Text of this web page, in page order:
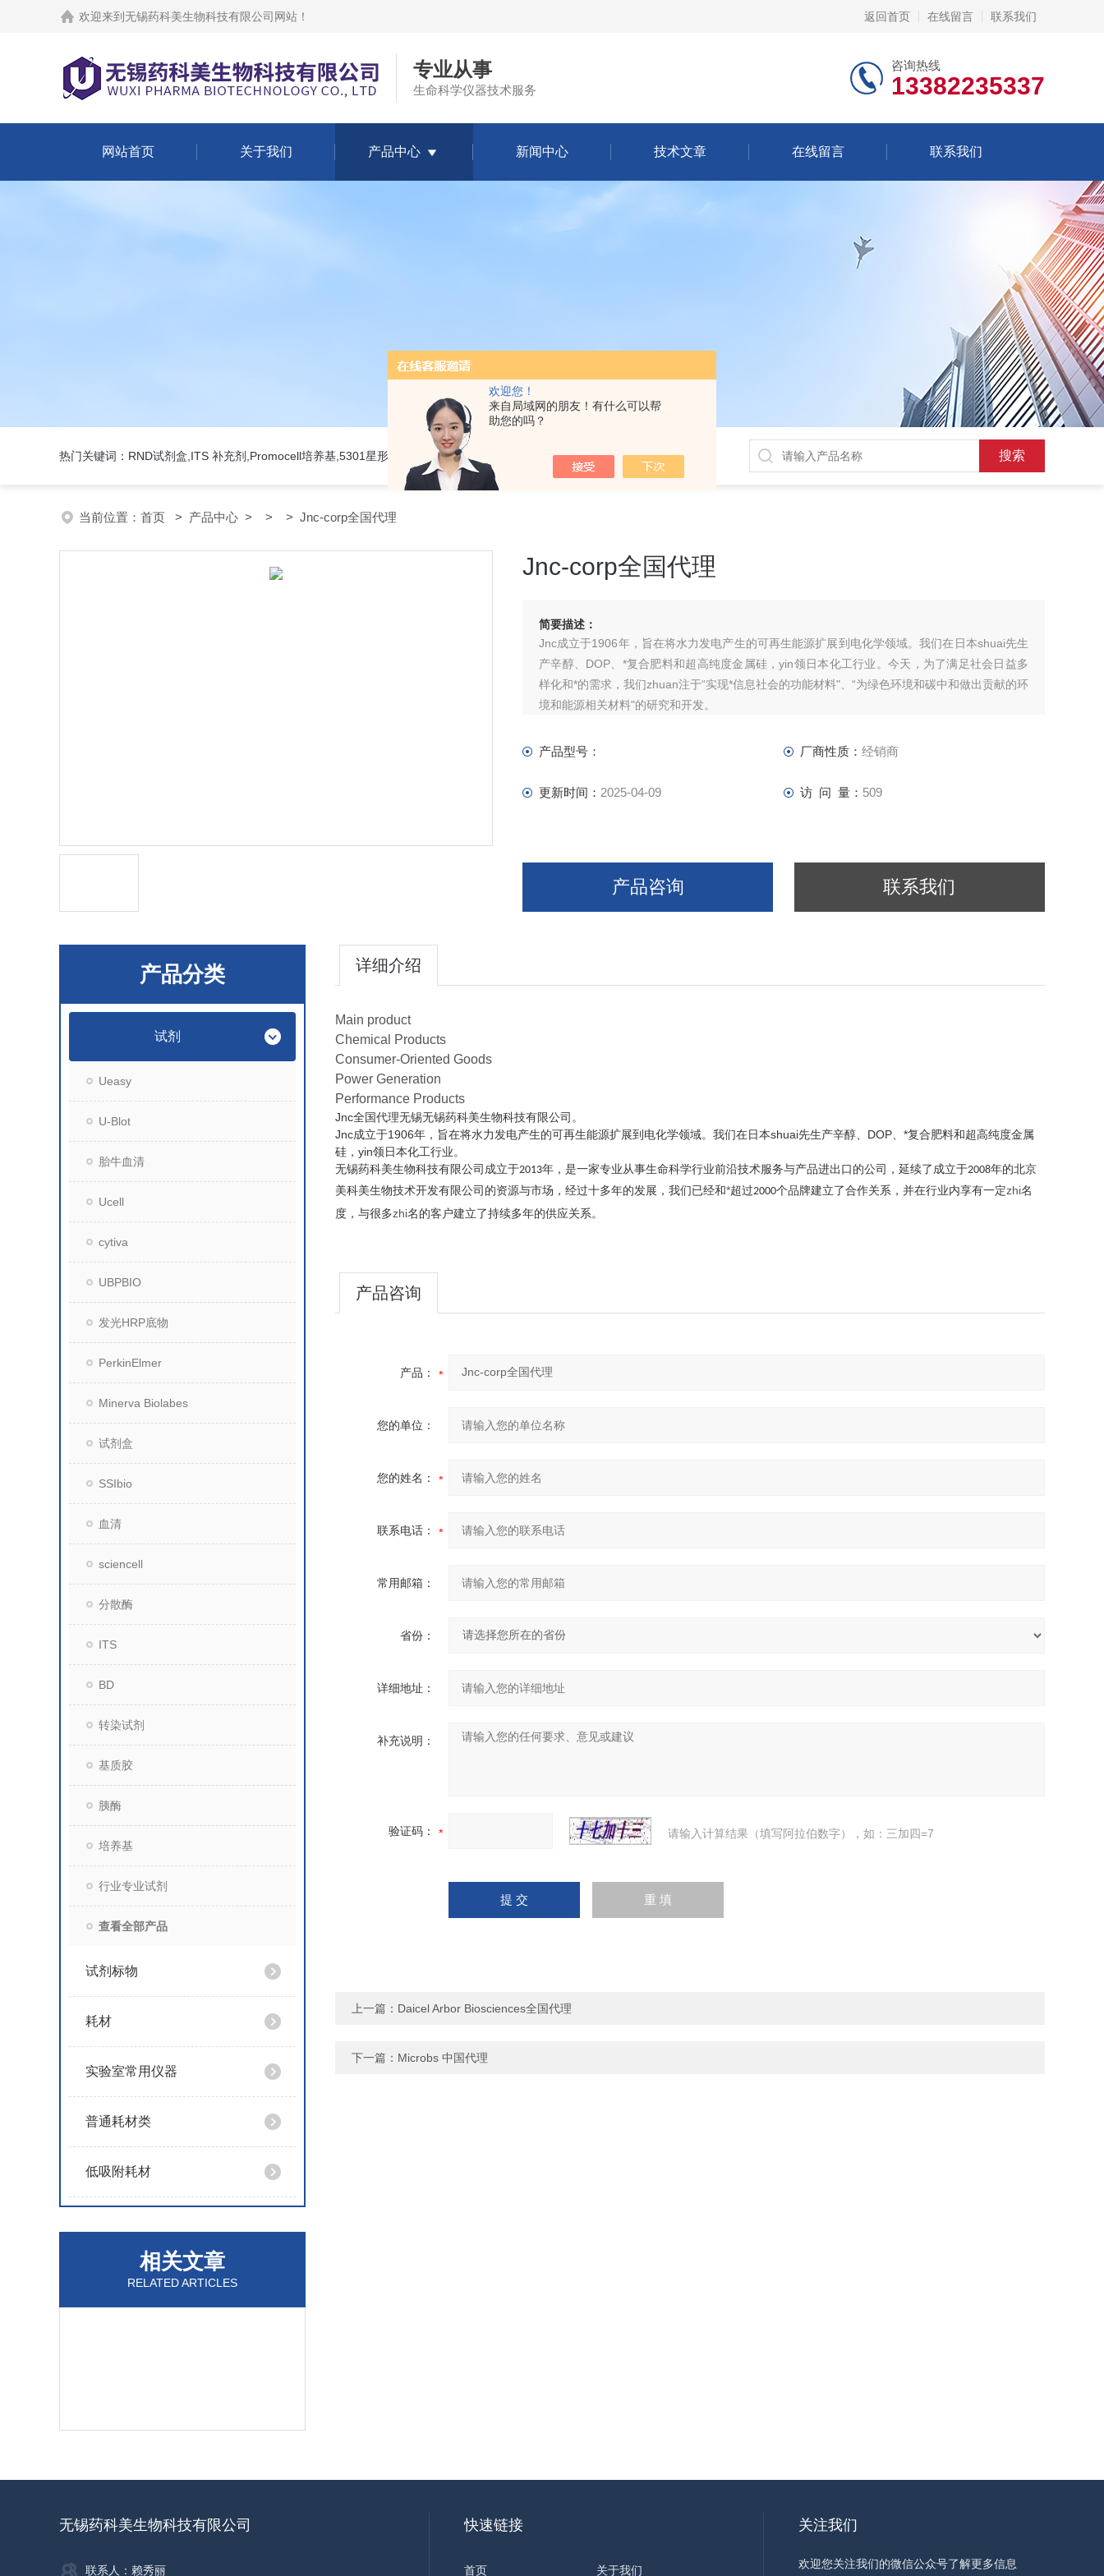
欢迎您！
来自局域网的朋友！有什么可以帮
助您的吗？
欢迎来到 无锡药科美生物科技有限公司网站 ！ 返回首页 在线留言 联系我们
专业从事
生命科学仪器技术服务
咨询热线
13382235337
网站首页 关于我们 产品中心 新闻中心 技术文章 在线留言 联系我们
热门关键词：RND试剂盒,ITS 补充剂,Promocell培养基,5301星形细胞培养基
当前位置： 首页 > 产品中心 > > > Jnc-corp全国代理
Jnc-corp全国代理
简要描述：
Jnc成立于1906年，旨在将水力发电产生的可再生能源扩展到电化学领域。我们在日本shuai先生
产辛醇、DOP、*复合肥料和超高纯度金属硅，yin领日本化工行业。今天，为了满足社会日益多
样化和*的需求，我们zhuan注于“实现*信息社会的功能材料"、“为绿色环境和碳中和做出贡献的环
境和能源相关材料"的研究和开发。
产品型号： 厂商性质： 经销商
更新时间： 2025-04-09 访 问 量： 509
产品咨询 联系我们
产品分类
试剂
Ueasy
U-Blot
胎牛血清
Ucell
cytiva
UBPBIO
发光HRP底物
PerkinElmer
Minerva Biolabes
试剂盒
SSIbio
血清
sciencell
分散酶
ITS
BD
转染试剂
基质胶
胰酶
培养基
行业专业试剂
查看全部产品
试剂标物
耗材
实验室常用仪器
普通耗材类
低吸附耗材
相关文章
RELATED ARTICLES
详细介绍
Main product
Chemical Products
Consumer-Oriented Goods
Power Generation
Performance Products
Jnc全国代理无锡无锡药科美生物科技有限公司。
Jnc成立于1906年，旨在将水力发电产生的可再生能源扩展到电化学领域。我们在日本shuai先生产辛醇、DOP、*复合肥料和超高纯度金属
硅，yin领日本化工行业。
无锡药科美生物科技有限公司成立于2013年，是一家专业从事生命科学行业前沿技术服务与产品进出口的公司，延续了成立于2008年的北京
美科美生物技术开发有限公司的资源与市场，经过十多年的发展，我们已经和*超过2000个品牌建立了合作关系，并在行业内享有一定zhi名
度，与很多zhi名的客户建立了持续多年的供应关系。
产品咨询
产品：
您的单位：
您的姓名：
联系电话：
常用邮箱：
省份：
详细地址：
补充说明：
验证码： 请输入计算结果（填写阿拉伯数字），如：三加四=7
上一篇： Daicel Arbor Biosciences全国代理
下一篇： Microbs 中国代理
无锡药科美生物科技有限公司
联系人：赖秀丽
快速链接
首页 关于我们
关注我们
欢迎您关注我们的微信公众号了解更多信息